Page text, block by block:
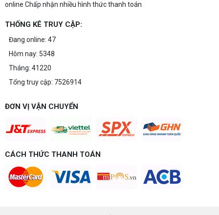
online Chấp nhận nhiều hình thức thanh toán
THỐNG KÊ TRUY CẬP:
Đang online: 47
Hôm nay: 5348
Tháng: 41220
Tổng truy cập: 7526914
ĐƠN VỊ VẬN CHUYỂN
CÁCH THỨC THANH TOÁN